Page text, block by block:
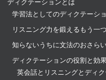
ディクテーションとは
学習法としてのディクテーシ
リスニング力を鍛えるもう一
知らないうちに文法のおさら
ディクテーションの役割と効果
英会話とリスニングとディ